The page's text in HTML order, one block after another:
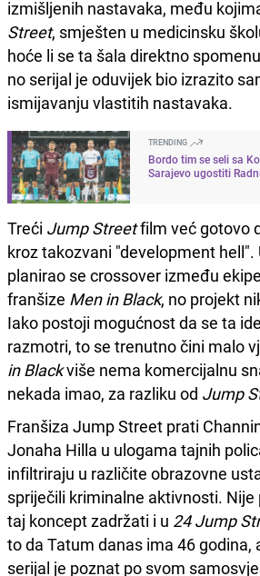
izmišljenih nastavaka, među
Street, smješten u medicinsku
hoće li se ta šala direktno
no serijal je oduvijek bio izrazito
ismijavanju vlastitih nastavaka.
TRENDING
Bordo tim se seli sa
Sarajevo ugostiti
Treći Jump Streetfilm već gotovo
kroz takozvani "development
planirao se crossover između
franšize Men in Black, no projekt
Iako postoji mogućnost da se ta
razmotri, to se trenutno čini malo
in Blackviše nema komercijalnu
nekada imao, za razliku od Jump
Franšiza Jump Street prati
Jonaha Hilla u ulogama tajnih
infiltriraju u različite obrazovne
spriječili kriminalne aktivnosti. Nije
taj koncept zadržati i u 24 Jump
to da Tatum danas ima 46 godina,
serijal je poznat po svom